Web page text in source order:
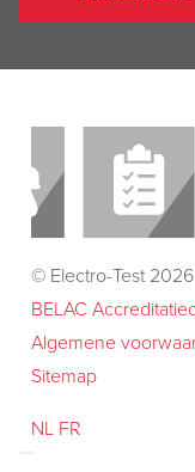
© Electro-Test 2026
BELAC
Algemene
Sitemap
NL FR